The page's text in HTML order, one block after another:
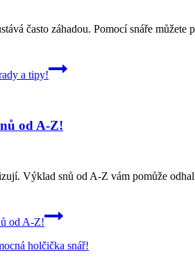
často záhadou. Pomocí snáře
a tipy!
od A-Z!
Výklad snů od A-Z vám pomůže
od A-Z!